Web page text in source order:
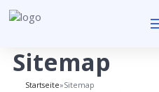
Sitemap
Startseite»Sitemap